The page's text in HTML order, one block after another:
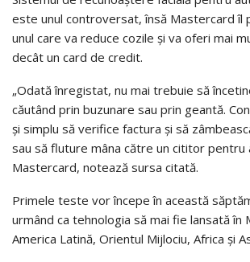
este unul controversat, însă Mastercard îl
unul care va reduce cozile și va oferi mai
decât un card de credit.
„Odată înregistat, nu mai trebuie să
căutând prin buzunare sau prin geantă.
și simplu să verifice factura și să
sau să fluture mâna către un cititor pentru
Mastercard, notează sursa citată.
Primele teste vor începe în această
urmând ca tehnologia să mai fie lansată în
America Latină, Orientul Mijlociu, Africa și